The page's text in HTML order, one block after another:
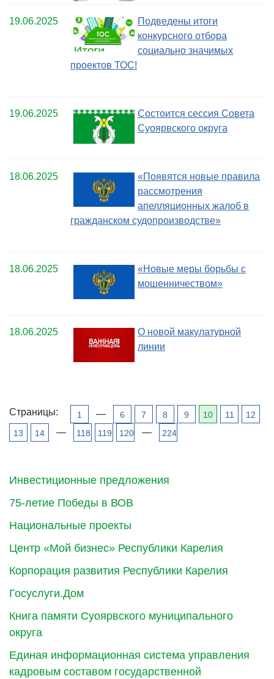
Инвестиционные предложения
75-летие Победы в ВОВ
Национальные проекты
Центр «Мой бизнес» Республики Карелия
Корпорация развития Республики Карелия
Госуслуги.Дом
Книга памяти Суоярвского муниципального
округа
Единая информационная система управления
кадровым составом государственной
19.06.2025
Подведены итоги
конкурсного отбора
социально значимых
проектов ТОС!
19.06.2025
Состоится сессия Совета
Суоярвского округа
18.06.2025
«Появятся новые правила
рассмотрения
апелляционных жалоб в
гражданском судопроизводстве»
18.06.2025
«Новые меры борьбы с
мошенничеством»
18.06.2025
О новой макулатурной
линии
Страницы: 1 — 6 7 8 9 10 11
12
13
14 — 118 119 120 — 224